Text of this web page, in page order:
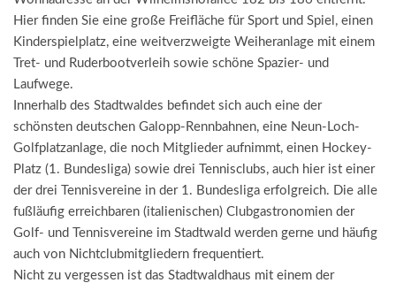
Hier finden Sie eine große Freifläche für Sport und Spiel, einen
Kinderspielplatz, eine weitverzweigte Weiheranlage mit einem
Tret- und Ruderbootverleih sowie schöne Spazier- und
Laufwege.
Innerhalb des Stadtwaldes befindet sich auch eine der
schönsten deutschen Galopp-Rennbahnen, eine Neun-Loch-
Golfplatzanlage, die noch Mitglieder aufnimmt, einen Hockey-
Platz (1. Bundesliga) sowie drei Tennisclubs, auch hier ist einer
der drei Tennisvereine in der 1. Bundesliga erfolgreich. Die alle
fußläufig erreichbaren (italienischen) Clubgastronomien der
Golf- und Tennisvereine im Stadtwald werden gerne und häufig
auch von Nichtclubmitgliedern frequentiert.
Nicht zu vergessen ist das Stadtwaldhaus mit einem der